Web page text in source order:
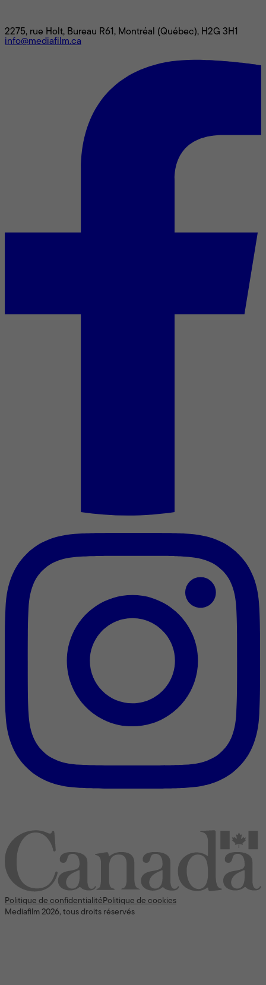
2275, rue Holt, Bureau R61, Montréal (Québec), H2G 3H1
info@mediafilm.ca
Politique de confidentialité Politique de cookies
Mediafilm 2026, tous droits réservés